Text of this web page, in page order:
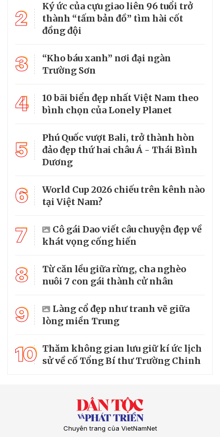
2
Ký ức của cựu giao liên 96 tuổi trở
thành “tấm bản đồ” tìm hài cốt
đồng đội
3
“Kho báu xanh” nơi đại ngàn
Trường Sơn
4
10 bãi biển đẹp nhất Việt Nam theo
bình chọn của Lonely Planet
5
Phú Quốc vượt Bali, trở thành hòn
đảo đẹp thứ hai châu Á - Thái Bình
Dương
6
World Cup 2026 chiếu trên kênh nào
tại Việt Nam?
7
Cô gái Dao viết câu chuyện đẹp về
khát vọng cống hiến
8
Từ căn lều giữa rừng, cha nghèo
nuôi 7 con gái thành cử nhân
9
Làng cổ đẹp như tranh vẽ giữa
lòng miền Trung
10 Thăm không gian lưu giữ kí ức lịch
sử về cố Tổng Bí thư Trường Chinh
Chuyên trang của VietNamNet